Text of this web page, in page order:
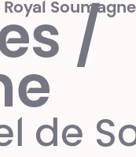
Royal Soumagne
/
de